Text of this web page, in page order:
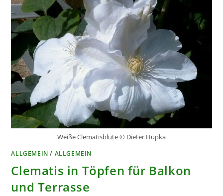
Weiße Clematisblüte © Dieter Hupka
ALLGEMEIN / ALLGEMEIN
Clematis in Töpfen für Balkon
und Terrasse